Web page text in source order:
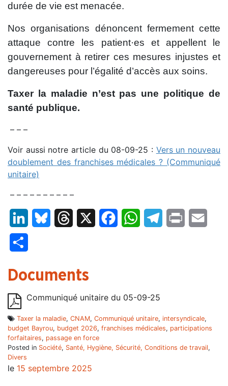
durée de vie est menacée.
Nos organisations dénoncent fermement cette
attaque contre les patient·es et appellent le
gouvernement à retirer ces mesures injustes et
dangereuses pour l’égalité d’accès aux soins.
Taxer la maladie n’est pas une politique de
santé publique.
– – –
Voir aussi notre article du 08-09-25 : Vers un nouveau
doublement des franchises médicales ? (Communiqué
unitaire)
– – – – – – – – – –
LinkedInBluesky Threads FacebookWhatsAppTelegram
Print
Documents
Communiqué unitaire du 05-09-25
Taxer la maladie, CNAM, Communiqué unitaire, intersyndicale,
budget Bayrou, budget 2026, franchises médicales, participations
forfaitaires, passage en force
Posted in Société, Santé, Hygiène, Sécurité, Conditions de travail,
Divers
le 15 septembre 2025